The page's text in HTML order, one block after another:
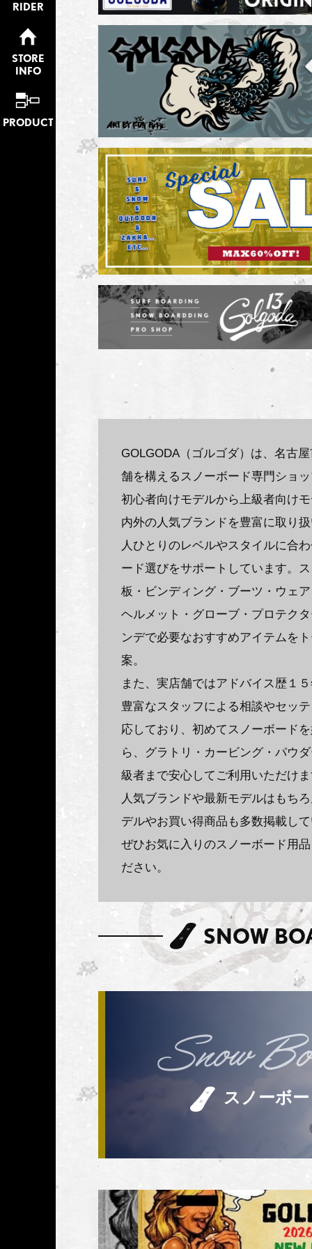
RIDER
STORE
INFO
PRODUCT
GOLGODA（ゴルゴダ）は、名古
舗を構えるスノーボード専門ショ
初心者向けモデルから上級者向け
内外の人気ブランドを豊富に取り
人ひとりのレベルやスタイルに合
ード選びをサポートしています。
板・ビンディング・ブーツ・ウェ
ヘルメット・グローブ・プロテク
ンデで必要なおすすめアイテムを
案。
また、実店舗ではアドバイス歴１
豊富なスタッフによる相談やセッ
応しており、初めてスノーボード
ら、グラトリ・カービング・パウ
級者まで安心してご利用いただけ
人気ブランドや最新モデルはもち
デルやお買い得商品も多数掲載し
ぜひお気に入りのスノーボード用
ださい。
SNOW
スノーボ